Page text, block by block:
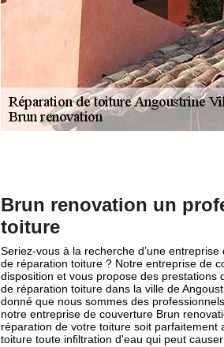
Brun renovation un
toiture
Seriez-vous à la recherche d’une
de réparation toiture ? Notre entreprise de
disposition et vous propose des
de réparation toiture dans la ville de
donné que nous sommes des
notre entreprise de couverture Brun
réparation de votre toiture soit
toiture toute infiltration d'eau qui peut